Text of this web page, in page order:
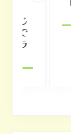
けじ
タで
プラ